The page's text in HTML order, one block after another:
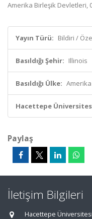
Amerika Birleşik Devletleri,
Yayın Türü: Bildiri /
Basıldığı Şehir: Illinois
Basıldığı Ülke:
Hacettepe
Paylaş
İletişim Bilgileri
Hacettepe